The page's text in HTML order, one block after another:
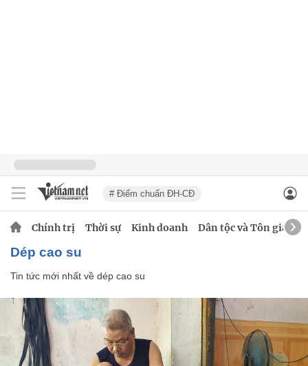
# Điểm chuẩn ĐH-CĐ
Chính trị Thời sự Kinh doanh Dân tộc và Tôn giáo
dép cao su
Tin tức mới nhất về dép cao su